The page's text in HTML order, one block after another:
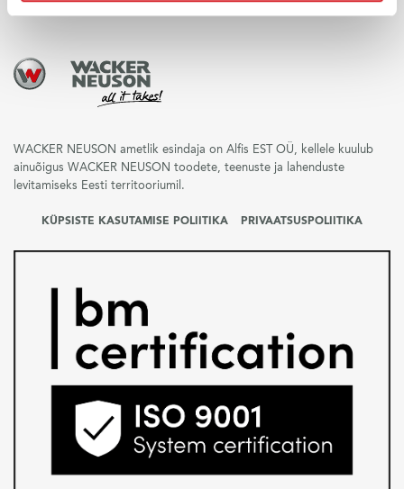
WACKER NEUSON ametlik esindaja on Alfis EST OÜ, kellele kuulub
ainuõigus WACKER NEUSON toodete, teenuste ja lahenduste
levitamiseks Eesti territooriumil.
KÜPSISTE KASUTAMISE POLIITIKA PRIVAATSUSPOLIITIKA